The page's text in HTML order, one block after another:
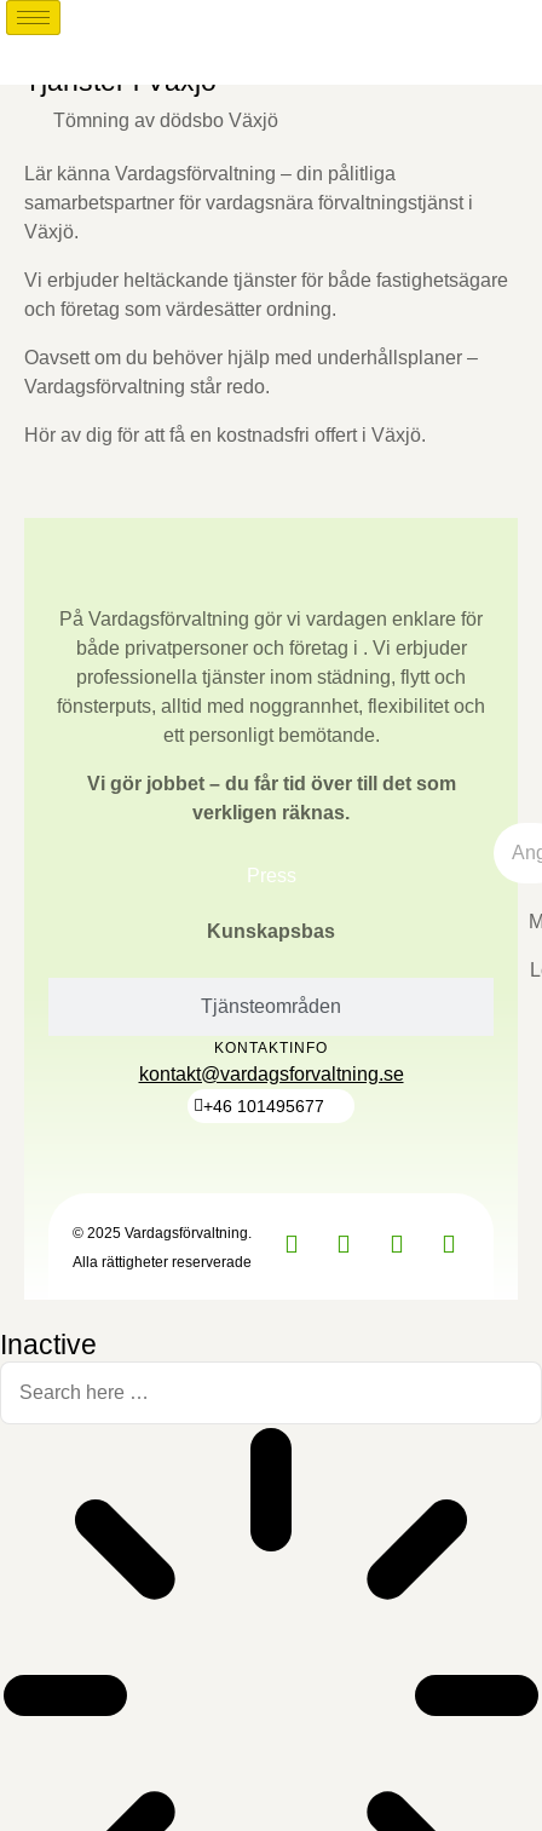
Tjänster i Växjö
Tömning av dödsbo Växjö
Lär känna Vardagsförvaltning – din pålitliga
samarbetspartner för vardagsnära förvaltningstjänst i
Växjö.
Vi erbjuder heltäckande tjänster för både fastighetsägare
och företag som värdesätter ordning.
Oavsett om du behöver hjälp med underhållsplaner –
Vardagsförvaltning står redo.
Hör av dig för att få en kostnadsfri offert i Växjö.
På Vardagsförvaltning gör vi vardagen enklare för
både privatpersoner och företag i . Vi erbjuder
professionella tjänster inom städning, flytt och
fönsterputs, alltid med noggrannhet, flexibilitet och
ett personligt bemötande.
Vi gör jobbet – du får tid över till det som
verkligen räknas.
Press
Tjänsteområden
Kunskapsbas
KONTAKTINFO
kontakt@vardagsforvaltning.se
+46 101495677
© 2025 Vardagsförvaltning.
Alla rättigheter reserverade
Inactive